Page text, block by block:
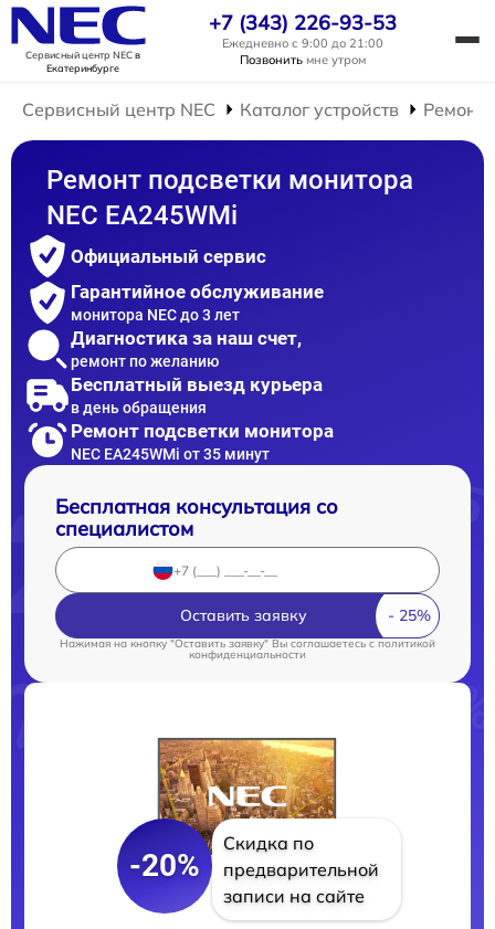
Сервисный центр NECв
Екатеринбурге
+7 (343) 226-93-53
Ежедневно с 9:00 до 21:00
Позвонить мне утром
Сервисный центр NEC Каталог устройств Ремонт
Ремонт подсветки монитора
NEC EA245WMi
Официальный сервис
Гарантийное обслуживание
монитора NEC до 3 лет
Диагностика за наш счет,
ремонт по желанию
Бесплатный выезд курьера
в день обращения
Ремонт подсветки монитора
NEC EA245WMi от 35 минут
Бесплатная консультация со
специалистом
Оставить заявку
Нажимая на кнопку "Оставить заявку" Вы соглашаетесь cполитикой
конфиденциальности
-20%
Скидка по
предварительной
записи на сайте